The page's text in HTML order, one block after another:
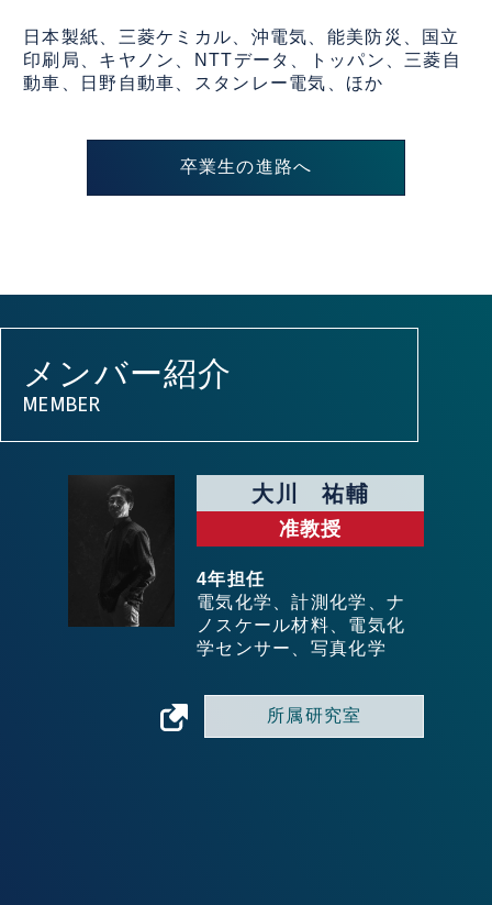
日本製紙、三菱ケミカル、沖電気、能美防災、国立
印刷局、キヤノン、NTTデータ、トッパン、三菱自
動車、日野自動車、スタンレー電気、ほか
卒業生の進路へ
メンバー紹介
MEMBER
大川 祐輔
准教授
4年担任
電気化学、計測化学、ナ
ノスケール材料、電気化
学センサー、写真化学
所属研究室